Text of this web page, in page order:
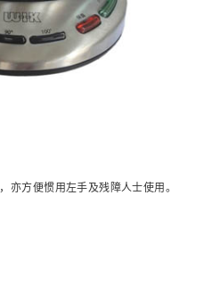
亦方便惯用左手及残障人士使用。